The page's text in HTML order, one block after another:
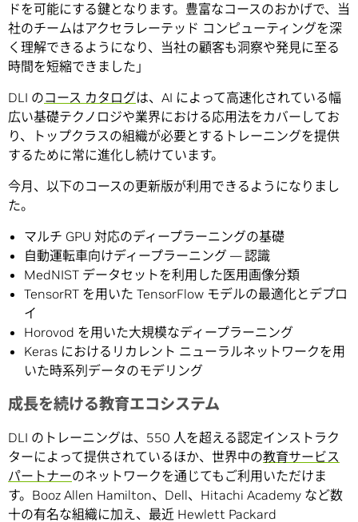
ドを可能にする鍵となります。豊富なコースのおかげで、当
社のチームはアクセラレーテッド コンピューティングを深
く理解できるようになり、当社の顧客も洞察や発見に至る
時間を短縮できました」
DLI のコース カタログは、AI によって高速化されている幅
広い基礎テクノロジや業界における応用法をカバーしてお
り、トップクラスの組織が必要とするトレーニングを提供
するために常に進化し続けています。
今月、以下のコースの更新版が利用できるようになりまし
た。
マルチ GPU 対応のディープラーニングの基礎
自動運転車向けディープラーニング — 認識
MedNIST データセットを利用した医用画像分類
TensorRT を用いた TensorFlow モデルの最適化とデプロ
イ
Horovod を用いた大規模なディープラーニング
Keras におけるリカレント ニューラルネットワークを用
いた時系列データのモデリング
成長を続ける教育エコシステム
DLI のトレーニングは、550 人を超える認定インストラク
ターによって提供されているほか、世界中の教育サービス
パートナーのネットワークを通じてもご利用いただけま
す。Booz Allen Hamilton、Dell、Hitachi Academy など数
十の有名な組織に加え、最近 Hewlett Packard